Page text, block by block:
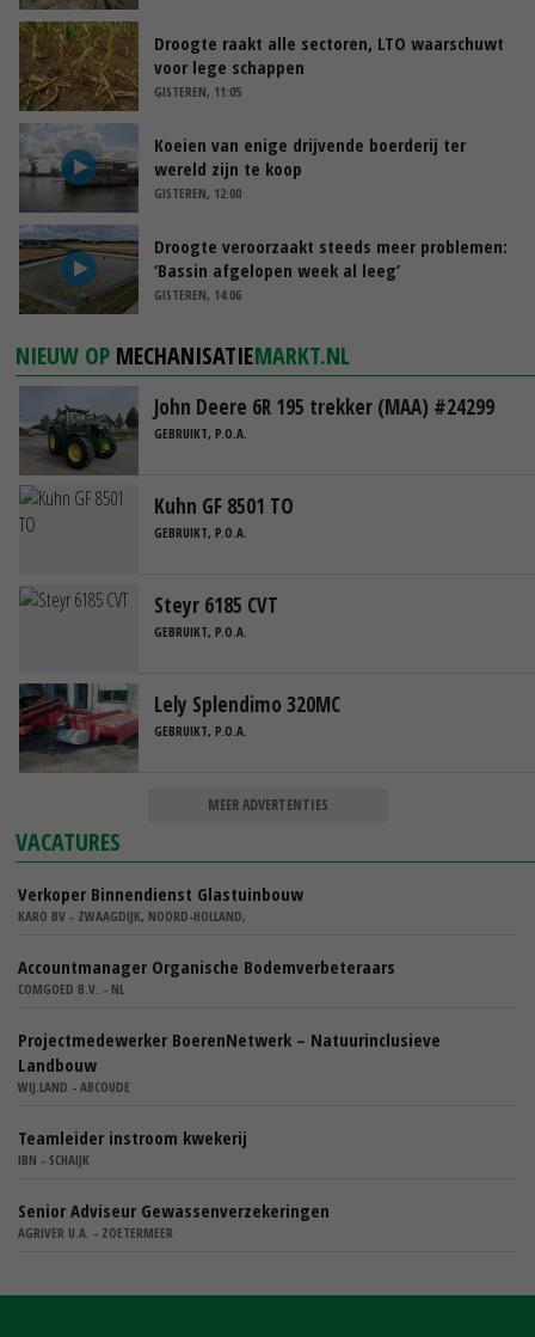
Droogte raakt alle sectoren, LTO waarschuwt
voor lege schappen
GISTEREN, 11:05
Koeien van enige drijvende boerderij ter
wereld zijn te koop
GISTEREN, 12:00
Droogte veroorzaakt steeds meer problemen:
‘Bassin afgelopen week al leeg’
GISTEREN, 14:06
NIEUW OP MECHANISATIEMARKT.NL
John Deere 6R 195 trekker (MAA) #24299
GEBRUIKT, P.O.A.
Kuhn GF 8501 TO
GEBRUIKT, P.O.A.
Steyr 6185 CVT
GEBRUIKT, P.O.A.
Lely Splendimo 320MC
GEBRUIKT, P.O.A.
MEER ADVERTENTIES
VACATURES
Verkoper Binnendienst Glastuinbouw
KARO BV - ZWAAGDIJK, NOORD-HOLLAND,
Accountmanager Organische Bodemverbeteraars
COMGOED B.V. - NL
Projectmedewerker BoerenNetwerk – Natuurinclusieve
Landbouw
WIJ.LAND - ABCOUDE
Teamleider instroom kwekerij
IBN - SCHAIJK
Senior Adviseur Gewassenverzekeringen
AGRIVER U.A. - ZOETERMEER